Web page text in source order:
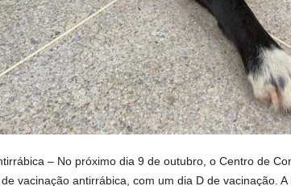
– No próximo dia 9 de outubro, o Centro de
vacinação antirrábica, com um dia D de vacinação.